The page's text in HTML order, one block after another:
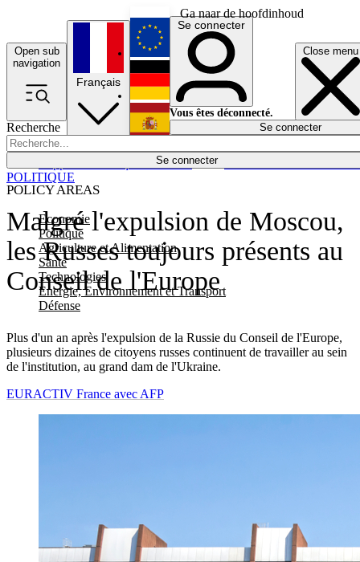
Ga naar de hoofdinhoud
Open sub
navigation
Close menu
Recherche
Se connecter
POLICY AREAS
Economie
Politique
Agriculture et Alimentation
Santé
Technologies
Energie, Environnement et Transport
Défense
Économie
Français
English
Deutsch
Español
Se connecter
Vous êtes déconnecté.
Se connecter
Malgré l'expulsion de Moscou,
les Russes toujours présents au
Conseil de l'Europe
Plus d'un an après l'expulsion de la Russie du Conseil de l'Europe,
plusieurs dizaines de citoyens russes continuent de travailler au sein
de l'institution, au grand dam de l'Ukraine.
POLITIQUE
EURACTIV France avec AFP